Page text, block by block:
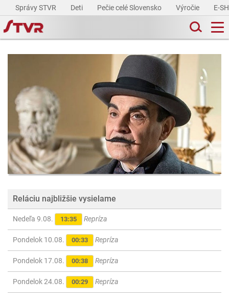
Správy STVR Deti Pečie celé Slovensko Výročie E-
Reláciu najbližšie vysielame
Nedeľa 9.08. 13:35 Repríza
Pondelok 10.08. 00:33 Repríza
Pondelok 17.08. 00:38 Repríza
Pondelok 24.08. 00:29 Repríza